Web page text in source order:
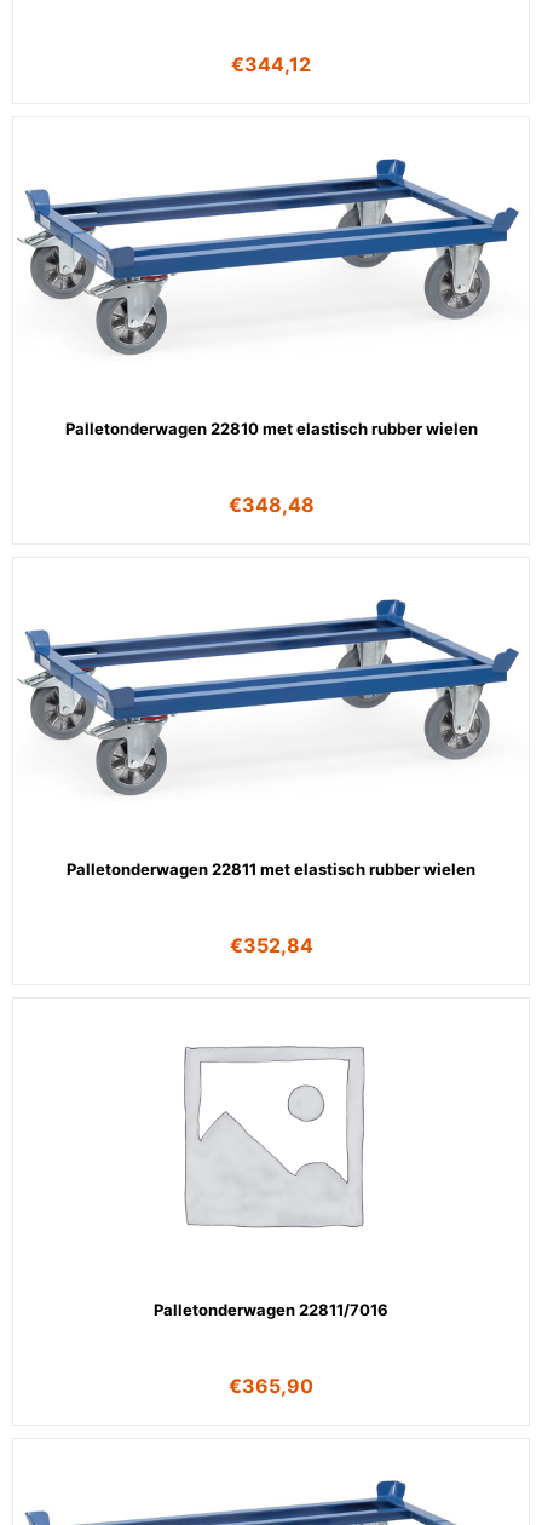
€344,12
Palletonderwagen 22810 met elastisch rubber wielen
€348,48
Palletonderwagen 22811 met elastisch rubber wielen
€352,84
Palletonderwagen 22811/7016
€365,90